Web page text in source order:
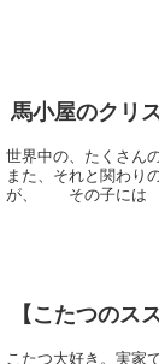
馬小屋のクリ
世界中の、たくさん
また、それと関わ
が、 その子には
【こたつのス
こたつ大好き。実家